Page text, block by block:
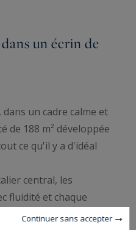
un écrin de
un cadre calme et
de 188 m² développée
ce qu'il y a d'idéal
central, les
fluidité et chaque
sa place. Au niveau
Continuer sans accepter